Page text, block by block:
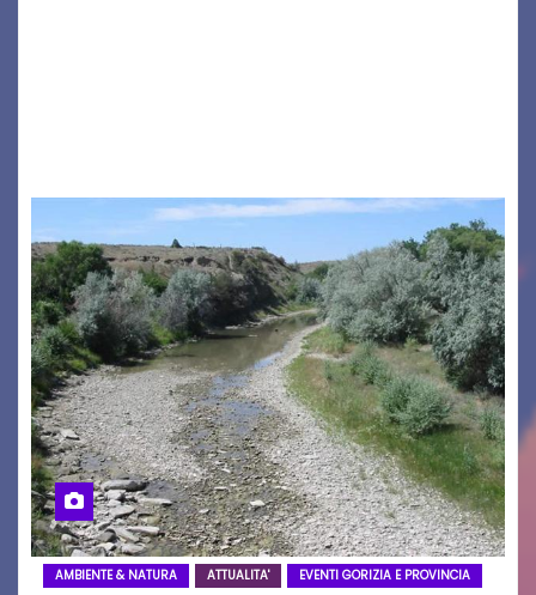
AMBIENTE & NATURA ATTUALITA' EVENTI GORIZIA E PROVINCIA